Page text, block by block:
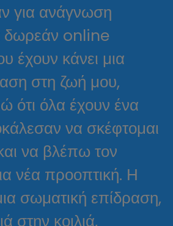
για ανάγνωση
δωρεάν online
έχουν κάνει μια
στη ζωή μου,
ότι όλα έχουν ένα
να σκέφτομαι
να βλέπω τον
νέα προοπτική. Η
σωματική επίδραση,
στην κοιλιά,